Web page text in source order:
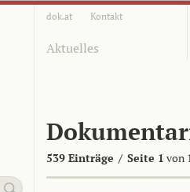
dok.at Kontakt
Aktuelles
539 Einträge / Seite 1 von